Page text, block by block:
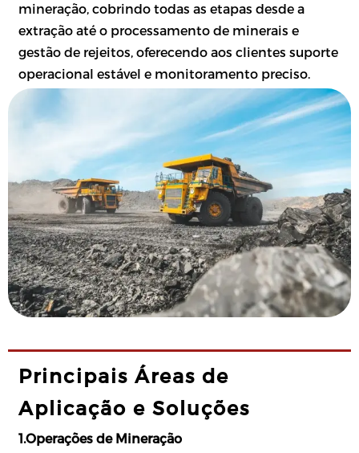
mineração, cobrindo todas as etapas desde a
extração até o processamento de minerais e
gestão de rejeitos, oferecendo aos clientes suporte
operacional estável e monitoramento preciso.
Principais Áreas de
Aplicação e Soluções
1.Operações de Mineração